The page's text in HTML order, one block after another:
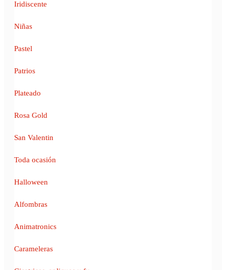
Iridiscente
Niñas
Pastel
Patrios
Plateado
Rosa Gold
San Valentin
Toda ocasión
Halloween
Alfombras
Animatronics
Carameleras